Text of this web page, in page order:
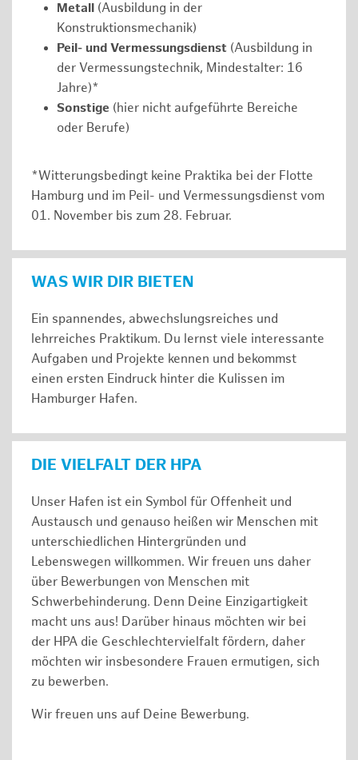
Metall (Ausbildung in der
Konstruktionsmechanik)
Peil- und Vermessungsdienst (Ausbildung in
der Vermessungstechnik, Mindestalter: 16
Jahre)*
Sonstige (hier nicht aufgeführte Bereiche
oder Berufe)
*Witterungsbedingt keine Praktika bei der Flotte
Hamburg und im Peil- und Vermessungsdienst vom
01. November bis zum 28. Februar.
WAS WIR DIR BIETEN
Ein spannendes, abwechslungsreiches und
lehrreiches Praktikum. Du lernst viele interessante
Aufgaben und Projekte kennen und bekommst
einen ersten Eindruck hinter die Kulissen im
Hamburger Hafen.
DIE VIELFALT DER HPA
Unser Hafen ist ein Symbol für Offenheit und
Austausch und genauso heißen wir Menschen mit
unterschiedlichen Hintergründen und
Lebenswegen willkommen. Wir freuen uns daher
über Bewerbungen von Menschen mit
Schwerbehinderung. Denn Deine Einzigartigkeit
macht uns aus! Darüber hinaus möchten wir bei
der HPA die Geschlechtervielfalt fördern, daher
möchten wir insbesondere Frauen ermutigen, sich
zu bewerben.
Wir freuen uns auf Deine Bewerbung.